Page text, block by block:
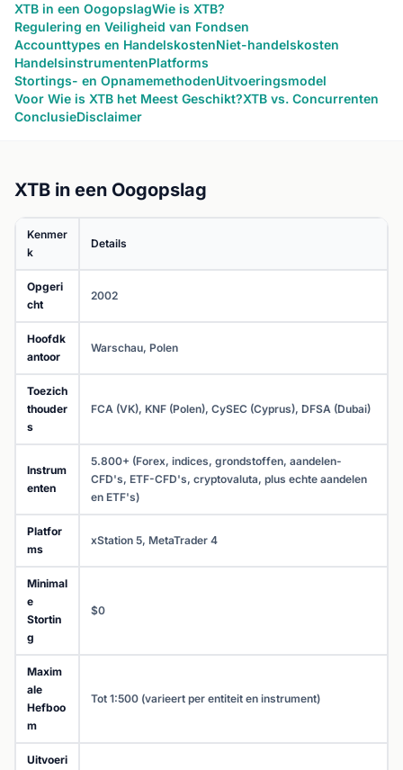
XTB in een OogopslagWie is XTB?
Regulering en Veiligheid van Fondsen
Accounttypes en HandelskostenNiet-handelskosten
HandelsinstrumentenPlatforms
Stortings- en OpnamemethodenUitvoeringsmodel
Voor Wie is XTB het Meest Geschikt?XTB vs. Concurrenten
ConclusieDisclaimer
XTB in een Oogopslag
Kenmer
k
Details
Opgeri
cht
2002
Hoofdk
antoor
Warschau, Polen
Toezich
thouder
s
FCA (VK), KNF (Polen), CySEC (Cyprus), DFSA (Dubai)
Instrum
enten
5.800+ (Forex, indices, grondstoffen, aandelen-
CFD's, ETF-CFD's, cryptovaluta, plus echte aandelen
en ETF's)
Platfor
ms
xStation 5, MetaTrader 4
Minimal
e
Stortin
g
$0
Maxim
ale
Hefboo
m
Tot 1:500 (varieert per entiteit en instrument)
Uitvoeri